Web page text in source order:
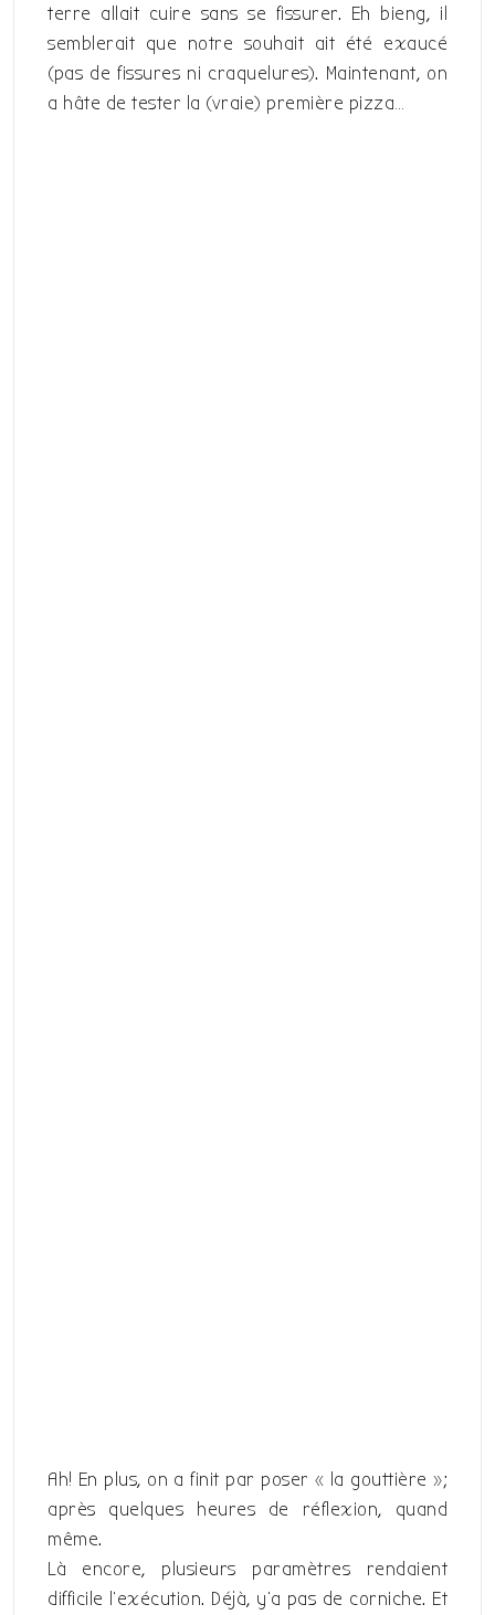
terre allait cuire sans se fissurer. Eh bieng, il
semblerait que notre souhait ait été exaucé
(pas de fissures ni craquelures). Maintenant, on
a hâte de tester la (vraie) première pizza…
Ah! En plus, on a finit par poser « la gouttière »;
après quelques heures de réflexion, quand
même.
Là encore, plusieurs paramètres rendaient
difficile l’exécution. Déjà, y’a pas de corniche. Et